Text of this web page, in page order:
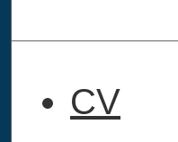
CV